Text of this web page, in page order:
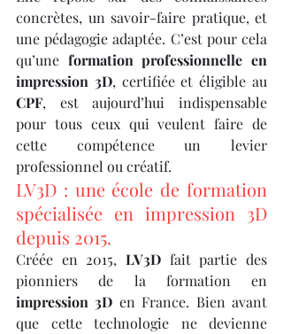
concrètes, un savoir-faire pratique, et
une pédagogie adaptée. C’est pour cela
qu’une formation professionnelle en
impression 3D
CPF, est aujourd’hui indispensable
pour tous ceux qui veulent faire de
cette compétence un levier
professionnel ou créatif.
LV3D : une école de formation
spécialisée en impression 3D
depuis 2015.
Créée en 2015, LV3D fait partie des
impression 3D en France. Bien avant
que cette technologie ne devienne